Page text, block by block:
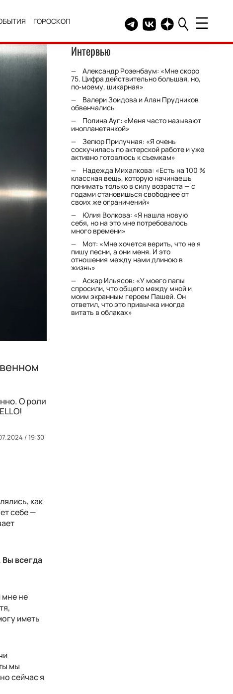
ГОРОСКОП Telegram канал HELLO
Группа HELLO
Канал HELLO в
О роли
/ 19:30
как
себе —
Вы всегда
мне не
иметь
мы
сейчас я
Интервью
Александр Розенбаум: «Мне скоро
75. Цифра действительно большая, но,
по‑моему, шикарная»
Валери Зоидова и Алан Прудников
обвенчались
Полина Ауг: «Меня часто называют
инопланетянкой»
Зепюр Прилучная: «Я очень
соскучилась по актерской работе и уже
активно готовлюсь к съемкам»
Надежда Михалкова: «Есть на 100 %
классная вещь, которую начинаешь
понимать только в силу возраста — с
годами становишься свободнее от
своих же ограничений»
Юлия Волкова: «Я нашла новую
себя, но на это мне потребовалось
много времени»
Мот: «Мне хочется верить, что не я
пишу песни, а они меня. И это
отношения между нами длиною в
жизнь»
Аскар Ильясов: «У моего папы
спросили, что общего между мной и
моим экранным героем Пашей. Он
ответил, что это привычка иногда
витать в облаках»